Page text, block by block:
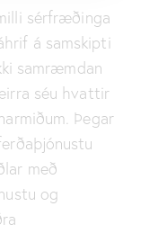
sérfræðinga
á samskipti
samræmdan
séu hvattir
Þegar
með
og